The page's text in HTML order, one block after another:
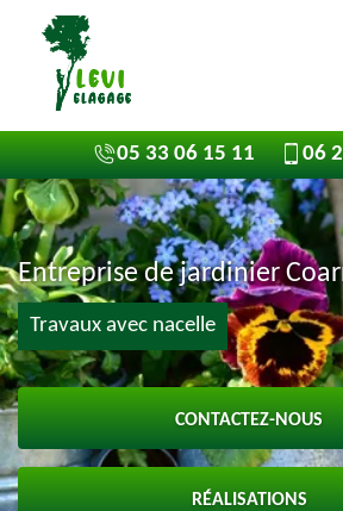
05 33 06 15 11 06
Entreprise de jardinier
Travaux avec nacelle
CONTACTEZ-NOUS
RÉALISATIONS